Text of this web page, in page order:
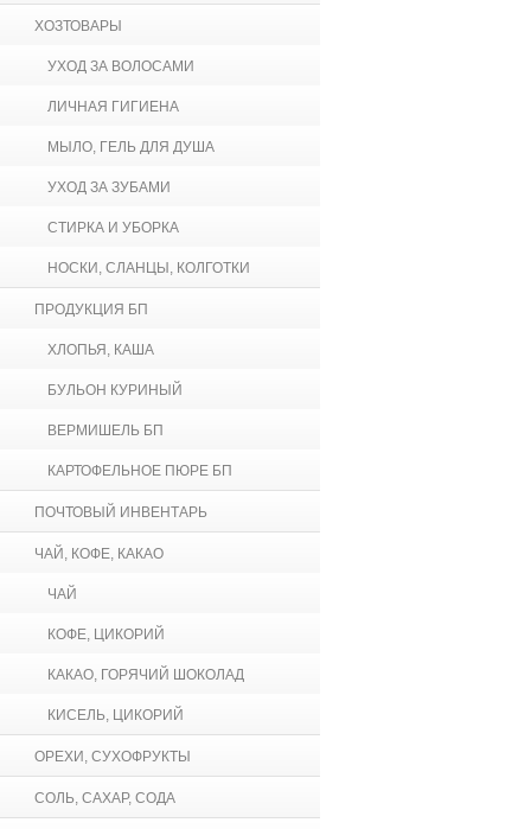
ХОЗТОВАРЫ
УХОД ЗА ВОЛОСАМИ
ЛИЧНАЯ ГИГИЕНА
МЫЛО, ГЕЛЬ ДЛЯ ДУША
УХОД ЗА ЗУБАМИ
СТИРКА И УБОРКА
НОСКИ, СЛАНЦЫ, КОЛГОТКИ
ПРОДУКЦИЯ БП
ХЛОПЬЯ, КАША
БУЛЬОН КУРИНЫЙ
ВЕРМИШЕЛЬ БП
КАРТОФЕЛЬНОЕ ПЮРЕ БП
ПОЧТОВЫЙ ИНВЕНТАРЬ
ЧАЙ, КОФЕ, КАКАО
ЧАЙ
КОФЕ, ЦИКОРИЙ
КАКАО, ГОРЯЧИЙ ШОКОЛАД
КИСЕЛЬ, ЦИКОРИЙ
ОРЕХИ, СУХОФРУКТЫ
СОЛЬ, САХАР, СОДА